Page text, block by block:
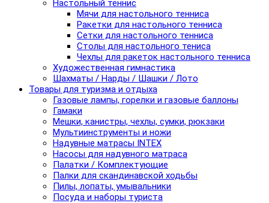
Настольный теннис
Мячи для настольного тенниса
Ракетки для настольного тенниса
Сетки для настольного тенниса
Столы для настольного тениса
Чехлы для ракеток настольного тенниса
Художественная гимнастика
Шахматы / Нарды / Шашки / Лото
Товары для туризма и отдыха
Газовые лампы, горелки и газовые баллоны
Гамаки
Мешки, канистры, чехлы, сумки, рюкзаки
Мультиинструменты и ножи
Надувные матрасы INTEX
Насосы для надувного матраса
Палатки / Комплектующие
Палки для скандинавской ходьбы
Пилы, лопаты, умывальники
Посуда и наборы туриста